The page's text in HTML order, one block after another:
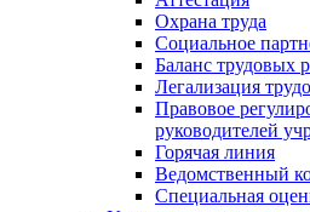
Охрана труда
Социальное
Баланс трудовых
Легализация
Правовое
руководителей
Горячая линия
Ведомственный
Специальная